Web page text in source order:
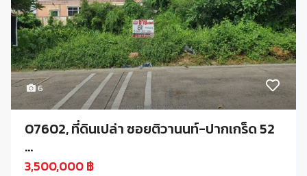
6
07602, ที่ดินเปล่า ซอยติวานนท์-ปากเกร็ด 52
...
3,500,000 ฿